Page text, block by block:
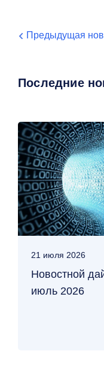
Предыдущая
Последние
21 июля 2026
Новостной
июль 2026